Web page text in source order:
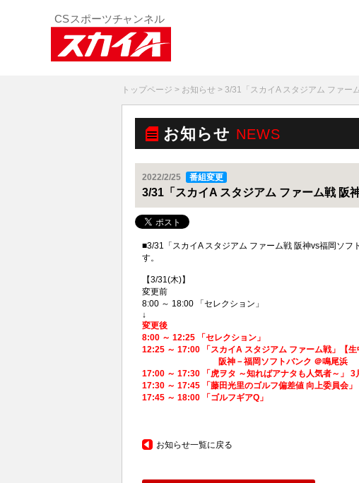
トップページ > お知らせ > 3/31「スカイA スタジアム ファー
お知らせ NEWS
2022/2/25 番組変更
3/31「スカイA スタジアム ファーム戦 阪
■3/31「スカイA スタジアム ファーム戦 阪神vs福岡ソ
す。
【3/31(木)】
変更前
8:00 ～ 18:00 「セレクション」
↓
変更後
8:00 ～ 12:25 「セレクション」
12:25 ～ 17:00 「スカイA スタジアム ファーム戦」【生
阪神－福岡ソフトバンク ＠鳴尾浜
17:00 ～ 17:30 「虎ヲタ ～知ればアナタも人気者～」 3
17:30 ～ 17:45 「藤田光里のゴルフ偏差値 向上委員会」
17:45 ～ 18:00 「ゴルフギアQ」
お知らせ一覧に戻る